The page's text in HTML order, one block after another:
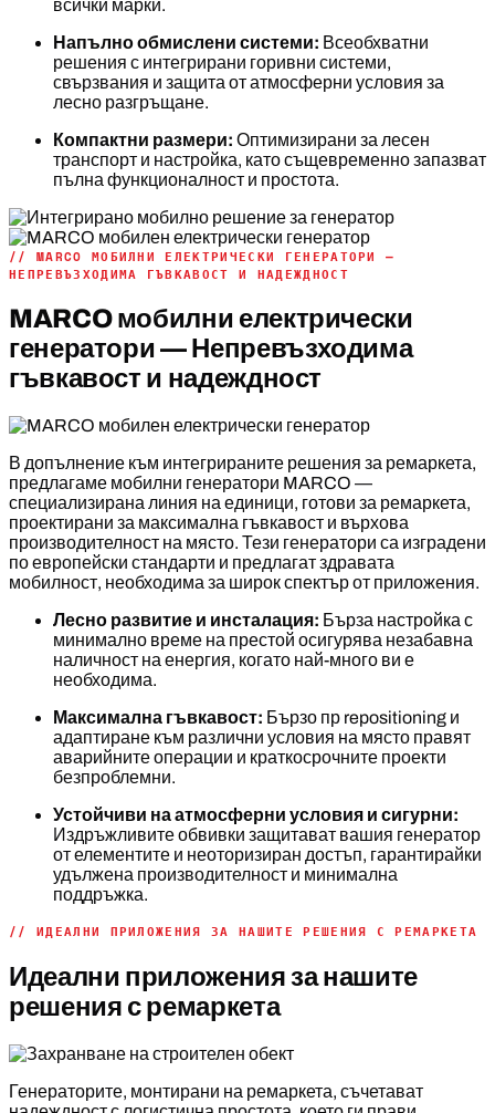
всички марки.
Напълно обмислени системи: Всеобхватни
решения с интегрирани горивни системи,
свързвания и защита от атмосферни условия за
лесно разгръщане.
Компактни размери: Оптимизирани за лесен
транспорт и настройка, като същевременно запазват
пълна функционалност и простота.
// MARCO МОБИЛНИ ЕЛЕКТРИЧЕСКИ ГЕНЕРАТОРИ —
НЕПРЕВЪЗХОДИМА ГЪВКАВОСТ И НАДЕЖДНОСТ
MARCO мобилни електрически
генератори — Непревъзходима
гъвкавост и надеждност
В допълнение към интегрираните решения за ремаркета,
предлагаме мобилни генератори MARCO —
специализирана линия на единици, готови за ремаркета,
проектирани за максимална гъвкавост и върхова
производителност на място. Тези генератори са изградени
по европейски стандарти и предлагат здравата
мобилност, необходима за широк спектър от приложения.
Лесно развитие и инсталация: Бърза настройка с
минимално време на престой осигурява незабавна
наличност на енергия, когато най-много ви е
необходима.
Максимална гъвкавост: Бързо пр repositioning и
адаптиране към различни условия на място правят
аварийните операции и краткосрочните проекти
безпроблемни.
Устойчиви на атмосферни условия и сигурни:
Издръжливите обвивки защитават вашия генератор
от елементите и неоторизиран достъп, гарантирайки
удължена производителност и минимална
поддръжка.
// ИДЕАЛНИ ПРИЛОЖЕНИЯ ЗА НАШИТЕ РЕШЕНИЯ С РЕМАРКЕТА
Идеални приложения за нашите
решения с ремаркета
Генераторите, монтирани на ремаркета, съчетават